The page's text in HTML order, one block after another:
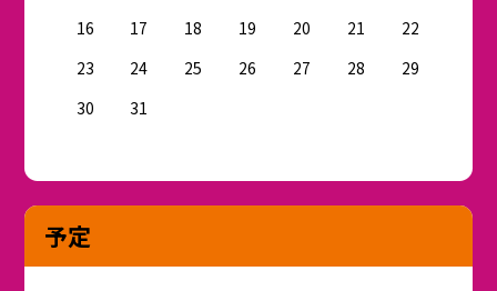
16
17 18 19 20 21
22
23
24 25 26 27 28
29
30
31
予定